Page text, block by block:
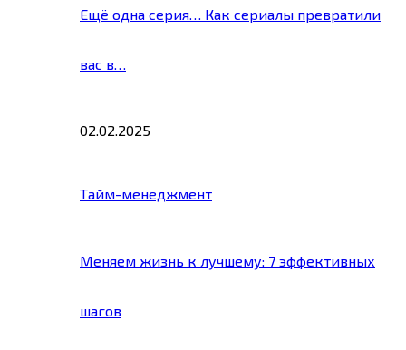
Ещё одна серия… Как сериалы превратили
вас в…
02.02.2025
Тайм-менеджмент
Меняем жизнь к лучшему: 7 эффективных
шагов